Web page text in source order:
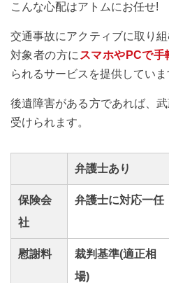
こんな心配はアトムにお任せ!
交通事故にアクティブに取り
対象者の方に スマホやPCで
られるサービスを提供してい
後遺障害がある方であれば、
受けられます。
弁護士あり
保険会
社
弁護士に対応一任
慰謝料
裁判基準(適正相
場)